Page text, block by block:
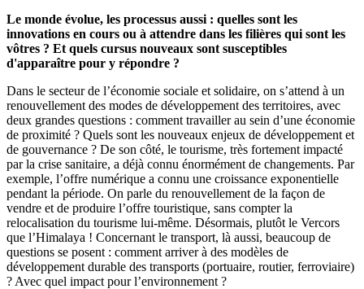
Le monde évolue, les processus aussi : quelles sont les
innovations en cours ou à attendre dans les filières qui sont les
vôtres ? Et quels cursus nouveaux sont susceptibles
d'apparaître pour y répondre ?
Dans le secteur de l’économie sociale et solidaire, on s’attend à un
renouvellement des modes de développement des territoires, avec
deux grandes questions : comment travailler au sein d’une économie
de proximité ? Quels sont les nouveaux enjeux de développement et
de gouvernance ? De son côté, le tourisme, très fortement impacté
par la crise sanitaire, a déjà connu énormément de changements. Par
exemple, l’offre numérique a connu une croissance exponentielle
pendant la période. On parle du renouvellement de la façon de
vendre et de produire l’offre touristique, sans compter la
relocalisation du tourisme lui-même. Désormais, plutôt le Vercors
que l’Himalaya ! Concernant le transport, là aussi, beaucoup de
questions se posent : comment arriver à des modèles de
développement durable des transports (portuaire, routier, ferroviaire)
? Avec quel impact pour l’environnement ?